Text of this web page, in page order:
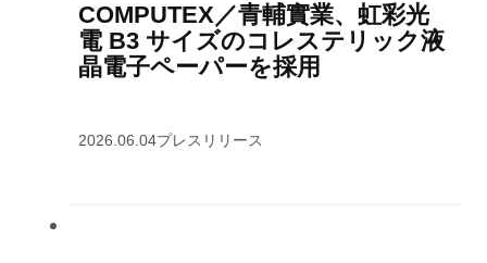
COMPUTEX／青輔實業、虹彩光
電 B3 サイズのコレステリック液
晶電子ペーパーを採用
2026.06.04プレスリリース